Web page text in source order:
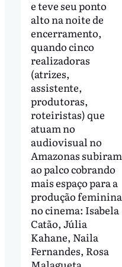
e teve seu ponto
alto na noite de
encerramento,
quando cinco
realizadoras
(atrizes,
assistente,
produtoras,
roteiristas) que
atuam no
audiovisual no
Amazonas subiram
ao palco cobrando
mais espaço para a
produção feminina
no cinema: Isabela
Catão, Júlia
Kahane, Naila
Fernandes, Rosa